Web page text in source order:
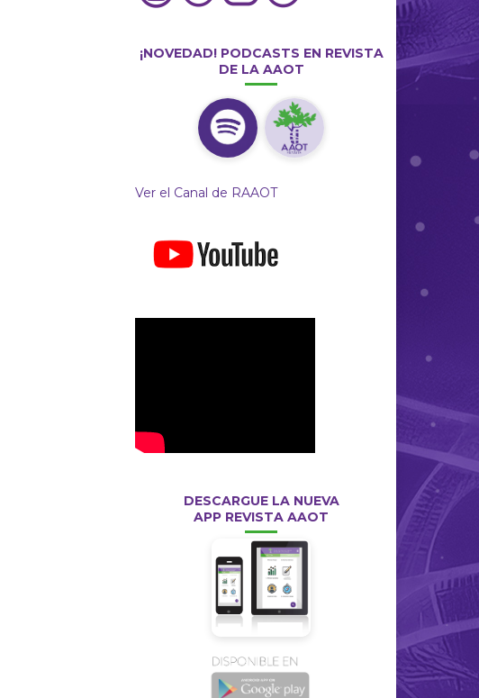
¡NOVEDAD! PODCASTS EN REVISTA
DE LA AAOT
Ver el Canal de RAAOT
DESCARGUE LA NUEVA
APP REVISTA AAOT